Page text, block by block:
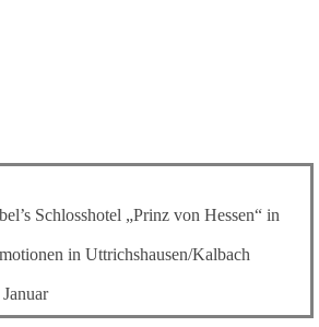
Schlosshotel „Prinz von Hessen“ in
in Uttrichshausen/Kalbach